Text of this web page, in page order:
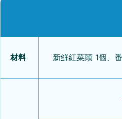
材料 新鮮紅菜頭 1個、